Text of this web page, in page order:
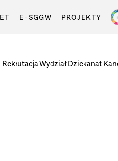
E-SGGW PROJEKTY
RekrutacjaWydział Dziekanat